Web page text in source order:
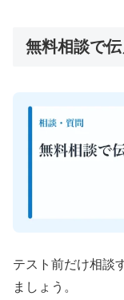
無料相談で
テスト前だけ相談
ましょう。